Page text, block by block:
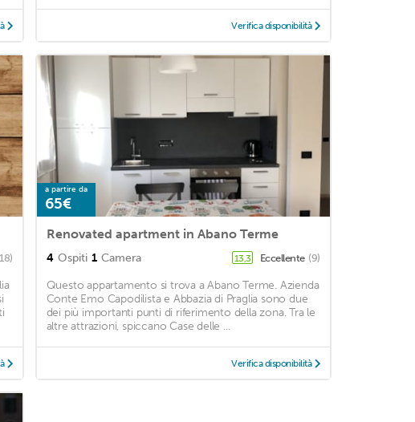
Verifica disponibilità
a partire da
65€
Renovated apartment in Abano Terme
4 Ospiti 1 Camera 13,3 Eccellente (9)
Questo appartamento si trova a Abano Terme. Azienda
Conte Emo Capodilista e Abbazia di Praglia sono due
dei più importanti punti di riferimento della zona. Tra le
altre attrazioni, spiccano Case delle ...
Verifica disponibilità